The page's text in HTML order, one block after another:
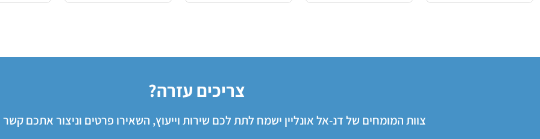
צריכים עזרה?
צוות המומחים של דנ-אל אונליין ישמח לתת לכם שירות וייעוץ, השאירו פרטים וניצור אתכם